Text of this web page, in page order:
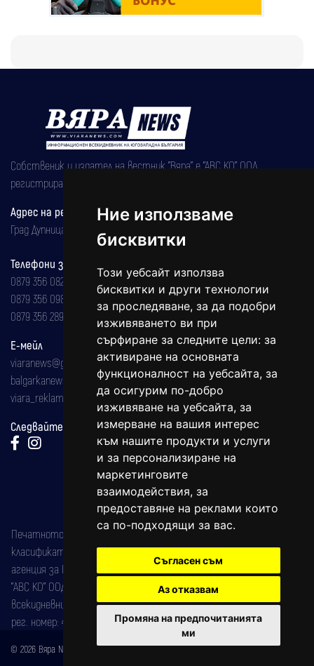
Ние използваме
бисквитки
Този уебсайт използва
бисквитки и други технологии
за проследяване, за да подобри
изживяването ви при
сърфиране за следните цели: за
активиране на основната
функционалност на уебсайта, за
да осигурим по-добро
изживяване на уебсайта, за
измерване на вашия интерес
към нашите продукти и услуги
и за персонализиране на
маркетинговите
взаимодействия, за
предоставяне на реклами които
са по-подходящи за вас.
Съгласен съм
Аз отказвам
Промяна на предпочитанията
ми
Собственик и издател на вестник "Вяра" е "АВС КО" ООД,
регистрирана на 08.05.2002 година.
Адрес на редакцията
Град Дупница, ул.''Христо Ботев" 43
Телефони за реклама и абонаменти
0879 356 082
0879 356 098
0879 356 289
Е-мейл
viaranews@gmail.com
balgarkanews@gmail.com
viara_reklama@mail.bg
Следвайте ни:
Печатното издание на вестника е регистрирано в националния
класификатор на печатните издания (Българска национална
агенция за ISSN) под номер: ISSN 1312-4722.
"АВС КО" ООД е притежател на марката: Вяра информационен
всекидневник на югозападна България, със свидетелство за марка
рег. номер: 47857/11.05.2004 година.
© 2026 Вяра News Всички права запазени!